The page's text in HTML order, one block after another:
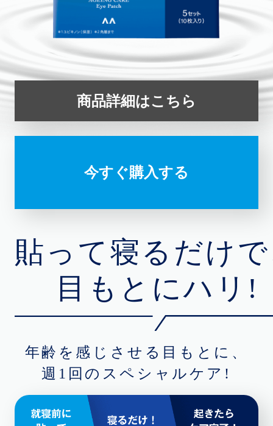
商品詳細はこちら
今すぐ購入する
貼って寝るだけ
目もとにハリ!
年齢を感じさせる目もとに、
週1回のスペシャルケア!